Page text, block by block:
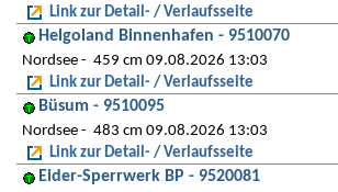
Link zur Detail- / Verlaufsseite
Helgoland Binnenhafen - 9510070
Nordsee
459 cm 09.08.2026 13:03
Link zur Detail- / Verlaufsseite
Büsum - 9510095
Nordsee
483 cm 09.08.2026 13:03
Link zur Detail- / Verlaufsseite
Eider-Sperrwerk BP - 9520081